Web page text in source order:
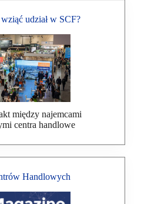
udział w SCF?
między najemcami
centra handlowe
Handlowych